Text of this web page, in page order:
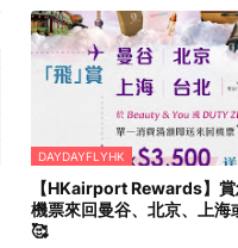
DAYDAYFLYHK
【HKairport Rewards】
機票來回曼谷、北京、上海
🥰